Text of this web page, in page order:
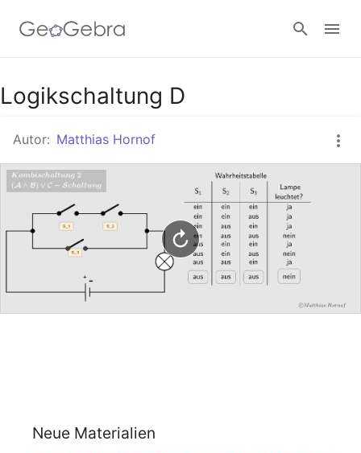
Google Classroom
GeoGebra Classroom
Anmelden
Logikschaltung D
Autor: Matthias Hornof
Neue Materialien